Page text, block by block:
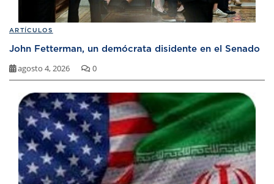
ARTÍCULOS
John Fetterman, un demócrata disidente en el Senado
agosto 4, 2026 0